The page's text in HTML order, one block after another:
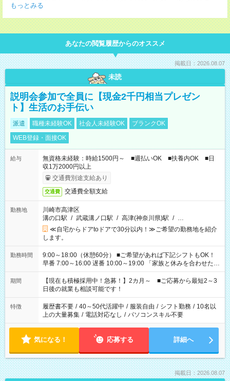
もっとみる
あなたの閲覧履歴からのオススメ
掲載日：2026.08.07
未読
説明会参加で全員に【現金2千円相当プレゼン
ト】生活のお手伝い
派遣 職種未経験OK 社会人未経験OK
ブランクOK
WEB登録・面接OK
給与
無資格未経験：時給1500円～ ■週払いOK ■扶養内OK ■日
収1万2000円以上
交通費別途支給あり
交通費 交通費全額支給
勤務地
川崎市高津区
溝の口駅 / 武蔵溝ノ口駅 / 高津(神奈川県)駅 / …
≪自宅からドアtoドアで30分以内！≫ご希望の勤務地を紹介
します。
勤務時間
9:00～18:00（休憩60分） ■ご希望があれば下記シフトもOK！
早番 7:00～16:00 遅番 10:00～19:00 「家族と休みを合わせた
い」 「余裕を持って夕飯の準備がしたい」 「できれば残業はし
たくない」 など、ご希望を教えてくださいね。 ※Wワーク希望
の方へ 今ご覧のお仕事で希望する勤務時間と、もう1つのお仕事
の勤務時間。 合計で週40時間を超える場合は応募できません。
期間
【現在も積極採用中！急募！】2カ月～ ■ご応募から最短2～3
日後の就業も相談可能です！
特徴 履歴書不要 / 40～50代活躍中 / 服装自由 / シフト勤務 / 10名以
上の大量募集 / 電話対応なし / パソコンスキル不要
気になる！ 応募する 詳細へ
掲載日：2026.08.07